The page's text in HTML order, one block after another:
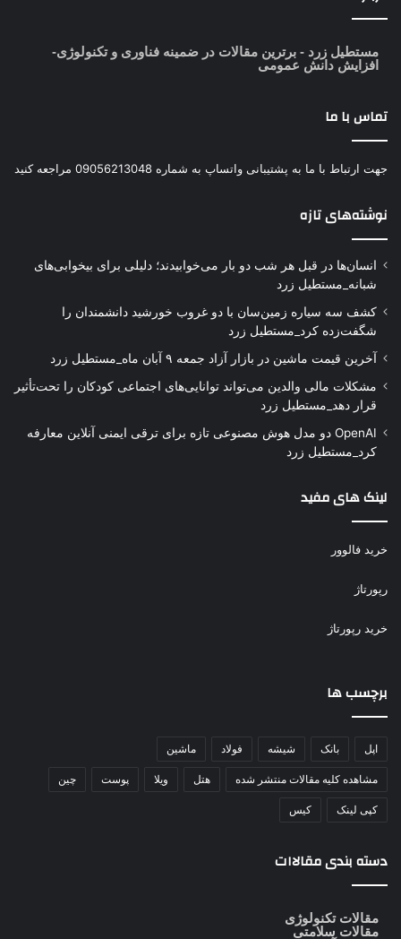
مستطیل زرد - برترین مقالات در ضمینه فناوری و تکنولوژی-
افزایش دانش عمومی
تماس با ما
جهت ارتباط با ما به پشتیبانی واتساپ به شماره 09056213048 مراجعه کنید
نوشته‌های تازه
انسان‌ها در قبل هر شب دو بار می‌خوابیدند؛ دلیلی برای بیخوابی‌های
شبانه_مستطیل زرد
کشف سه سیاره زمین‌سان با دو غروب خورشید دانشمندان را
شگفت‌زده کرد_مستطیل زرد
آخرین قیمت ماشین در بازار آزاد جمعه ۹ آبان ماه_مستطیل زرد
مشکلات مالی والدین می‌تواند توانایی‌های اجتماعی کودکان را تحت‌تأثیر
قرار دهد_مستطیل زرد
OpenAI دو مدل هوش مصنوعی تازه برای ترقی ایمنی آنلاین معارفه
کرد_مستطیل زرد
لینک های مفید
خرید فالوور
رپورتاژ
خرید رپورتاژ
برچسب ها
اپل بانک شیشه فولاد ماشین
مشاهده کلیه مقالات منتشر شده هتل ویلا پوست چین
کپی لینک کیس
دسته بندی مقالاات
مقالات تکنولوژی
مقالات سلامتی